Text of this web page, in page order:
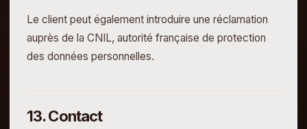
Le client peut également introduire une réclamation
auprès de la CNIL, autorité française de protection
des données personnelles.
13. Contact